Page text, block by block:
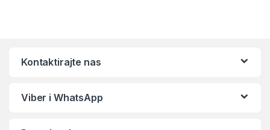
Kontaktirajte nas
Viber i WhatsApp